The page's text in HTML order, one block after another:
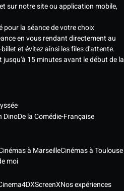
sur notre site ou application mobile,
pour la séance de votre choix
en vous rendant directement au
et évitez ainsi les files d'attente.
15 minutes avant le début de la
DinoDe la Comédie-Française
à MarseilleCinémas à Toulouse
moi
4DXScreenXNos expériences